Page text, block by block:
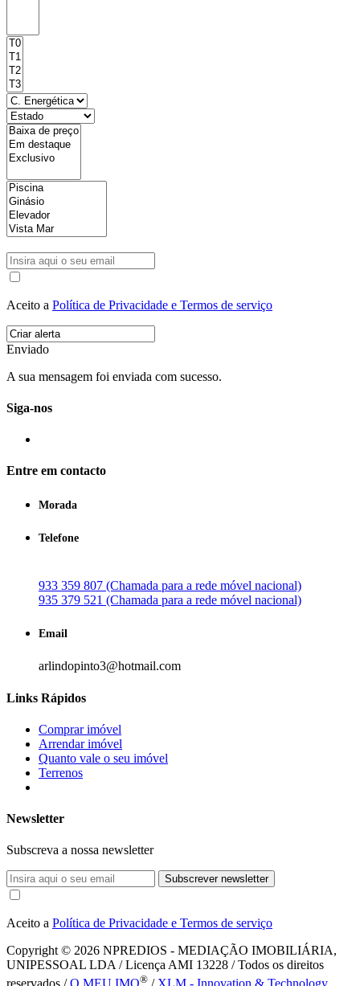
Aceito a Política de Privacidade e Termos de serviço
Enviado
A sua mensagem foi enviada com sucesso.
Siga-nos
Entre em contacto
Morada
Telefone
933 359 807 (Chamada para a rede móvel nacional)
935 379 521 (Chamada para a rede móvel nacional)
Email
arlindopinto3@hotmail.com
Links Rápidos
Comprar imóvel
Arrendar imóvel
Quanto vale o seu imóvel
Terrenos
Newsletter
Subscreva a nossa newsletter
Subscrever newsletter
Aceito a Política de Privacidade e Termos de serviço
Copyright © 2026 NPREDIOS - MEDIAÇÃO IMOBILIÁRIA,
UNIPESSOAL LDA / Licença AMI 13228 / Todos os direitos
reservados /O MEU IMO® / XLM - Innovation & Technology